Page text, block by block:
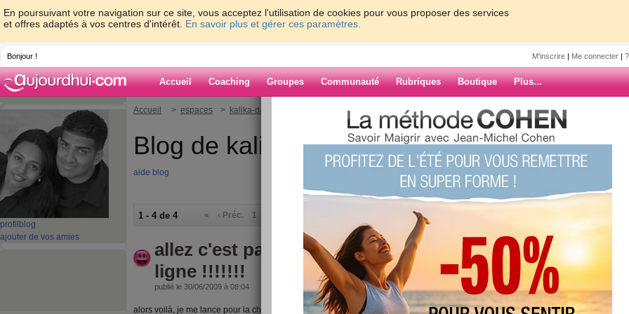
En poursuivant votre navigation sur ce site, vous acceptez l'utilisation de cookies pour vous proposer des services
et offres adaptés à vos centres d'intérêt. En savoir plus et gérer ces paramètres.
Bonjour ! M'inscrire | Me connecter |
Accueil Coaching Groupes Communauté Rubriques Boutique Plus...
profil blog
ajouter de vos amies
Accueil > espaces > kalika-dalini
Blog de kalika-dalini
aide blog
1 - 4 de 4 « ‹ Préc. 1
allez c'est parti pour retrouver la
ligne !!!!!!!
publié le 30/06/2009 à 08:04
alors voilà, je me lance pour la chasse aux kilos !
ARCHIVES